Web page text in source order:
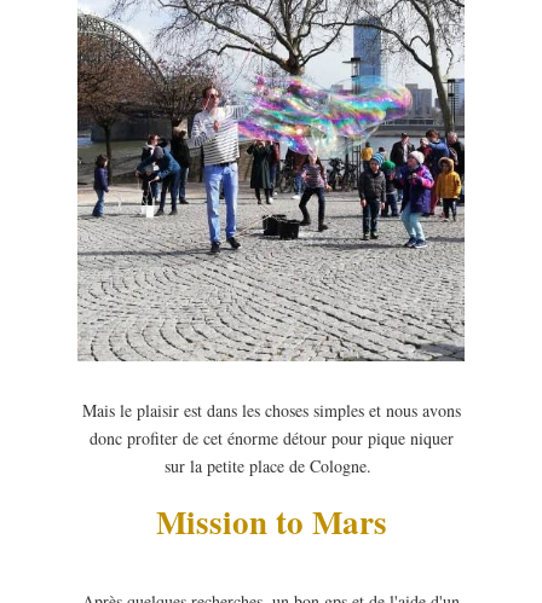
Mais le plaisir est dans les choses simples et nous avons
donc profiter de cet énorme détour pour pique niquer
sur la petite place de Cologne.
Mission to Mars